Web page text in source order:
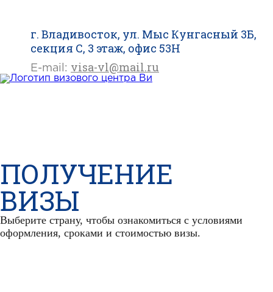
г. Владивосток, ул. Мыс Кунгасный 3Б,
секция С, 3 этаж, офис 53H
E-mail: visa-vl@mail.ru
ПОЛУЧЕНИЕ
ВИЗЫ
Выберите страну, чтобы ознакомиться с условиями
оформления, сроками и стоимостью визы.